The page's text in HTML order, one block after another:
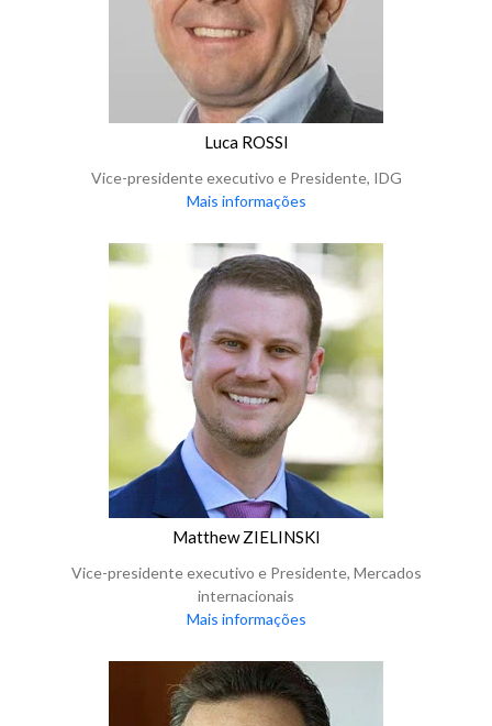
Luca ROSSI
Vice-presidente executivo e Presidente, IDG
Mais informações
Matthew ZIELINSKI
Vice-presidente executivo e Presidente, Mercados
internacionais
Mais informações